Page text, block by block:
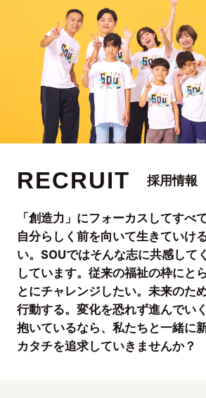
RECRUIT 採用情報
「創造力」にフォーカスしてすべ
自分らしく前を向いて生きていけ
い。SOUではそんな志に共感して
しています。従来の福祉の枠にと
とにチャレンジしたい。未来のた
行動する。変化を恐れず進んでい
抱いているなら、私たちと一緒に
カタチを追求していきませんか？